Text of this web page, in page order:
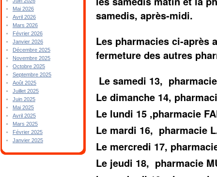
Mai 2026
Avril 2026
Mars 2026
Février 2026
Janvier 2026
Décembre 2025
Novembre 2025
Octobre 2025
Septembre 2025
Août 2025
Juillet 2025
Juin 2025
Mai 2025
Avril 2025
Mars 2025
Février 2025
Janvier 2025
samedis, après-midi.
Les pharmacies ci-après
fermeture des autres
Le samedi 13,
Le dimanche 14,
Le lundi 15 ,pharmacie
Le mardi 16, pharmacie
Le mercredi 17,
Le jeudi 18, pharmacie